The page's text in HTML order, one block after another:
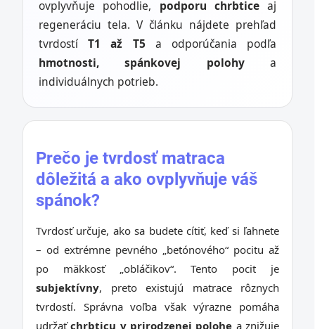
ovplyvňuje pohodlie, podporu chrbticeaj
regeneráciu tela. V článku nájdete prehľad
tvrdostíT1 až T5a odporúčania podľa
hmotnosti, spánkovej polohya
individuálnych potrieb.
Prečo je tvrdosť matraca
dôležitá a ako ovplyvňuje váš
spánok?
Tvrdosť určuje, ako sa budete cítiť, keď si ľahnete
– od extrémne pevného „betónového“ pocitu až
po mäkkosť „obláčikov“. Tento pocit je
subjektívny, preto existujú matrace rôznych
tvrdostí. Správna voľba však výrazne pomáha
udržaťchrbticu v prirodzenej polohe a znižuje